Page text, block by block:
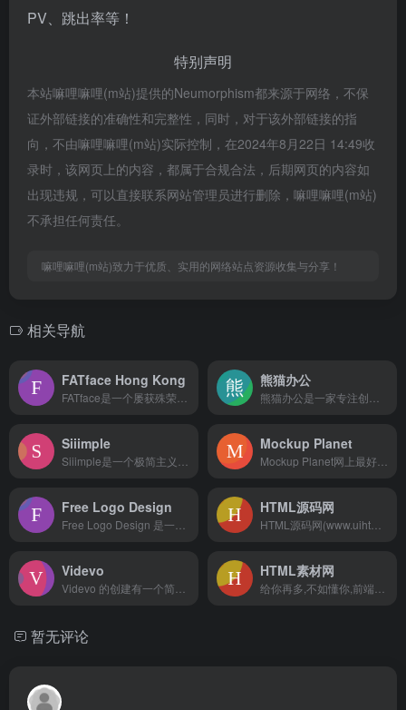
PV、跳出率等！
特别声明
本站嘛哩嘛哩(m站)提供的Neumorphism都来源于网络，不保
证外部链接的准确性和完整性，同时，对于该外部链接的指
向，不由嘛哩嘛哩(m站)实际控制，在2024年8月22日 14:49收
录时，该网页上的内容，都属于合规合法，后期网页的内容如
出现违规，可以直接联系网站管理员进行删除，嘛哩嘛哩(m站)
不承担任何责任。
嘛哩嘛哩(m站)致力于优质、实用的网络站点资源收集与分享！
相关导航
FATface Hong Kong 熊猫办公
Siiimple Mockup Planet
Free Logo Design HTML源码网
Videvo HTML素材网
暂无评论